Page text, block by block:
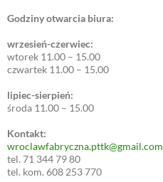
Godziny otwarcia biura:
wrzesień-czerwiec:
wtorek 11.00 – 15.00
czwartek 11.00 – 15.00
lipiec-sierpień:
środa 11.00 – 15.00
Kontakt:
wroclawfabryczna.pttk@gmail.com
tel. 71 344 79 80
tel. kom. 608 253 770